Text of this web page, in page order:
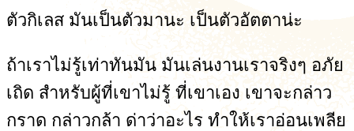
ตัวกิเลส มันเป็นตัวมานะ เป็นตัวอัตตาน่ะ
ถ้าเราไม่รู้เท่าทันมัน มันเล่นงานเราจริงๆ อภัย
เถิด สำหรับผู้ที่เขาไม่รู้ ที่เขาเอง เขาจะกล่าว
กราด กล่าวกล้า ด่าว่าอะไร ทำให้เราอ่อนเพลีย